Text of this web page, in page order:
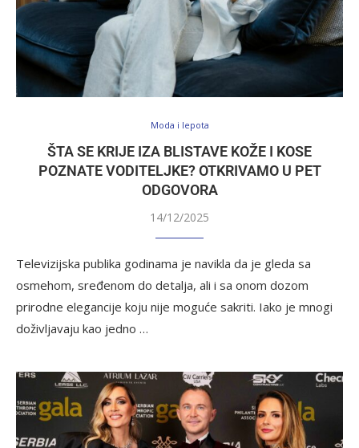
Moda i lepota
ŠTA SE KRIJE IZA BLISTAVE KOŽE I KOSE
POZNATE VODITELJKE? OTKRIVAMO U PET
ODGOVORA
14/12/2025
Televizijska publika godinama je navikla da je gleda sa
osmehom, sređenom do detalja, ali i sa onom dozom
prirodne elegancije koju nije moguće sakriti. Iako je mnogi
doživljavaju kao jedno …